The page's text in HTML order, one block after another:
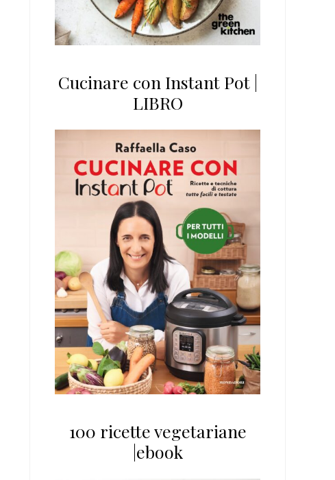
Cucinare con Instant Pot |
LIBRO
100 ricette vegetariane
|ebook